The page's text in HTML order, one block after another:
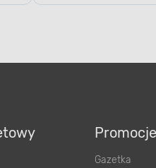
Promocje
Gazetka